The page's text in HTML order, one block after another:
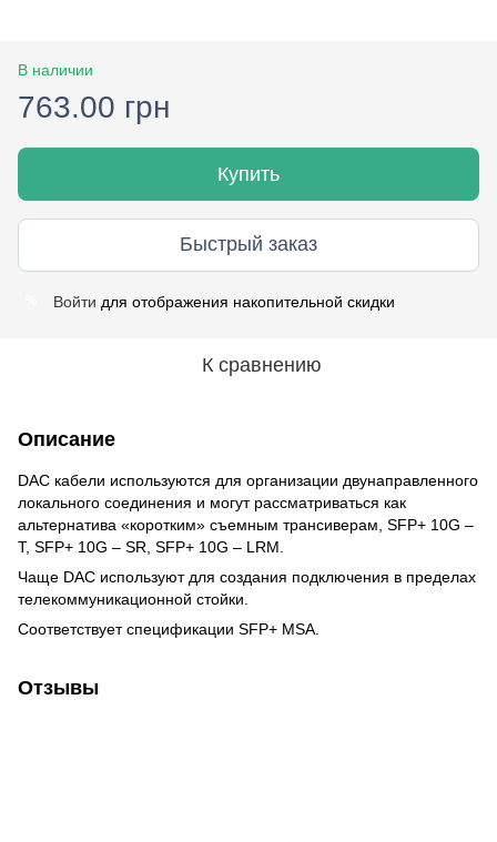
В наличии
763.00 грн
Купить
Быстрый заказ
Войти для отображения накопительной скидки
К сравнению
Описание
DAC кабели используются для организации двунаправленного
локального соединения и могут рассматриваться как
альтернатива «коротким» съемным трансиверам, SFP+ 10G –
T, SFP+ 10G – SR, SFP+ 10G – LRM.
Чаще DAC используют для создания подключения в пределах
телекоммуникационной стойки.
Соответствует спецификации SFP+ MSA.
Отзывы